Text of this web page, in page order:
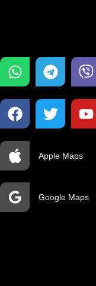
Apple Maps
Google Maps